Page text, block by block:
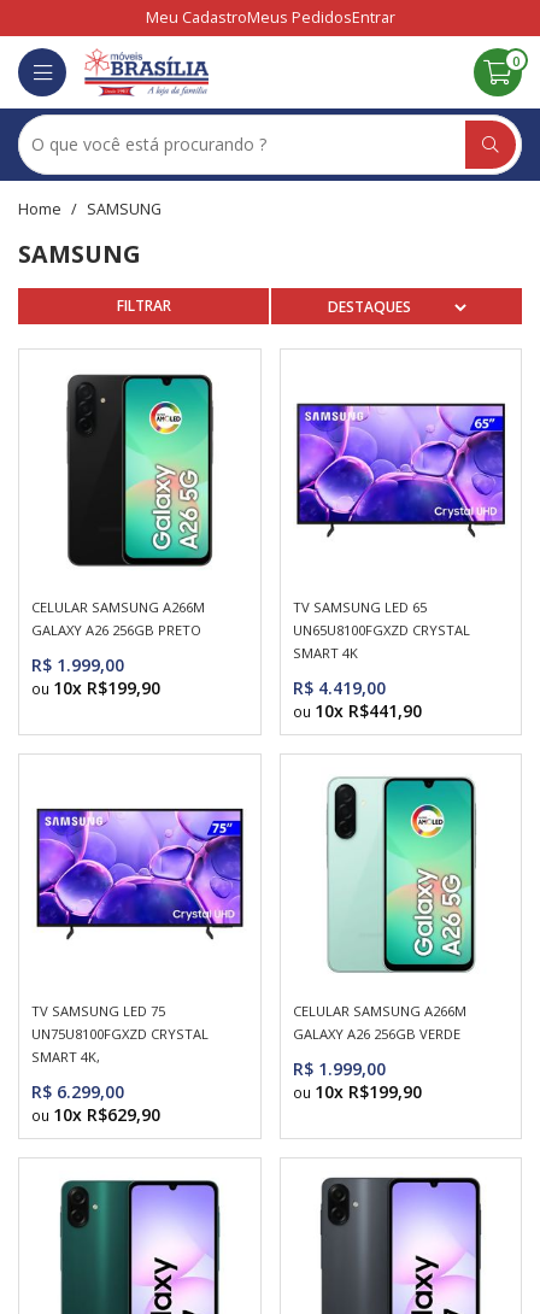
Meu CadastroMeus PedidosEntrar
0
SAMSUNG
SAMSUNG
CELULAR SAMSUNG A266M
GALAXY A26 256GB PRETO
R$ 1.999,00
10x R$199,90
TV SAMSUNG LED 65
UN65U8100FGXZD CRYSTAL
SMART 4K
R$ 4.419,00
10x R$441,90
TV SAMSUNG LED 75
UN75U8100FGXZD CRYSTAL
SMART 4K,
R$ 6.299,00
10x R$629,90
CELULAR SAMSUNG A266M
GALAXY A26 256GB VERDE
R$ 1.999,00
10x R$199,90